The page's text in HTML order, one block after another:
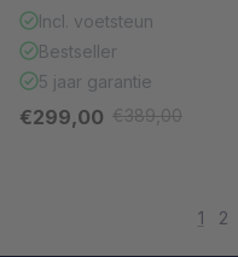
Incl. voetsteun
Bestseller
5 jaar garantie
Verkoopprijs
€299,00 Reguliere prijs
€389,00
1 2